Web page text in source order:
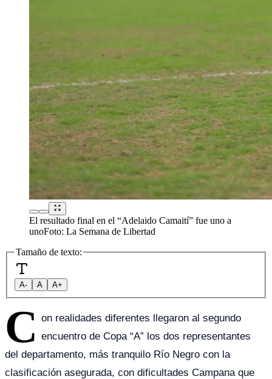
El resultado final en el “Adelaido Camaití” fue uno a
unoFoto: La Semana de Libertad
Tamaño de texto:
A- A A+
C on realidades diferentes llegaron al segundo
encuentro de Copa “A” los dos representantes
del departamento, más tranquilo Río Negro con la
clasificación asegurada, con dificultades Campana que